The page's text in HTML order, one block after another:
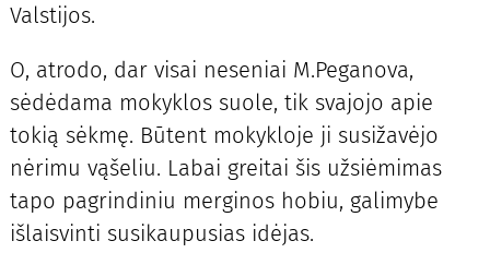
Valstijos.
O, atrodo, dar visai neseniai M.Peganova,
sėdėdama mokyklos suole, tik svajojo apie
tokią sėkmę. Būtent mokykloje ji susižavėjo
nėrimu vąšeliu. Labai greitai šis užsiėmimas
tapo pagrindiniu merginos hobiu, galimybe
išlaisvinti susikaupusias idėjas.